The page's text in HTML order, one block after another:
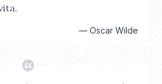
— Oscar Wilde